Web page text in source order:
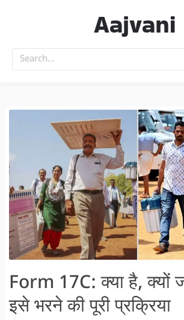
Aajvani
Form 17C: क्या है, क्यों
इसे भरने की पूरी प्रक्रिया